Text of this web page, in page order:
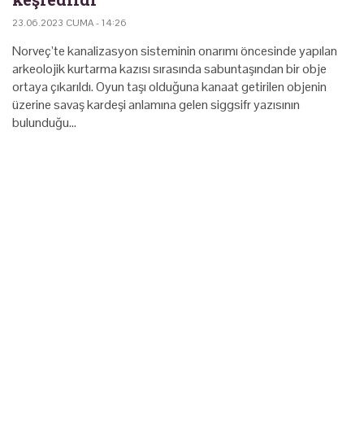
23.06.2023 CUMA - 14:26
Norveç’te kanalizasyon sisteminin onarımı öncesinde yapılan
arkeolojik kurtarma kazısı sırasında sabuntaşından bir obje
ortaya çıkarıldı. Oyun taşı olduğuna kanaat getirilen objenin
üzerine savaş kardeşi anlamına gelen siggsifr yazısının
bulunduğu…